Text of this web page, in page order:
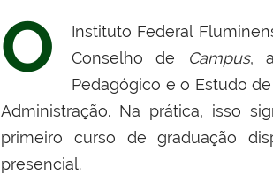
O Instituto Federal
Conselho de Campus,
Pedagógico e o Estudo
Administração. Na prática, isso
primeiro curso de graduação
presencial.